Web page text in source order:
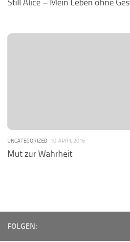
Still Alice – Mein Leben ohne
UNCATEGORIZED 10. APRIL 2016
Mut zur Wahrheit
FOLGEN: